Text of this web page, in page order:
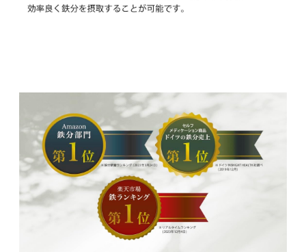
や授乳中の方、産後の鉄分補給や子供の鉄分補